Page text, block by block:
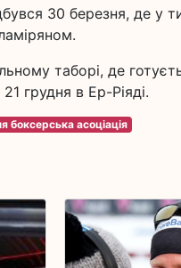
30 березня, де у
таборі, де
грудня в Ер-Ріяді.
боксерська асоціація